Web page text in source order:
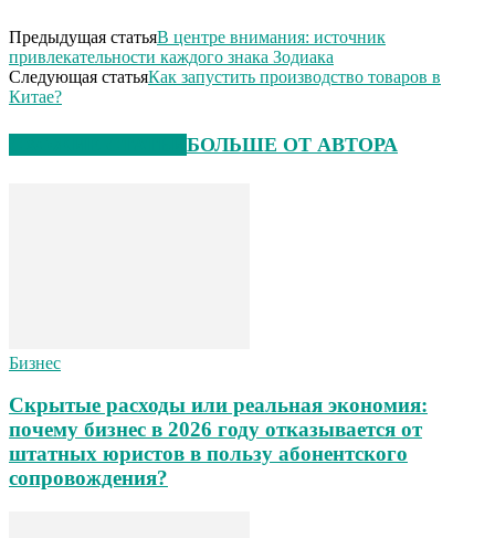
Предыдущая статьяВ центре внимания: источник
привлекательности каждого знака Зодиака
Следующая статьяКак запустить производство товаров в
Китае?
БОЛЬШЕ ОТ АВТОРА
Бизнес
Скрытые расходы или реальная экономия:
почему бизнес в 2026 году отказывается от
штатных юристов в пользу абонентского
сопровождения?